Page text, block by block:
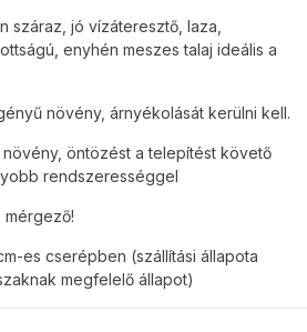
száraz, jó vízáteresztő, laza,
enyhén meszes talaj ideális a
növény, árnyékolását kerülni kell.
öntözést a telepítést követő
rendszerességgel
es cserépben (szállítási állapota
megfelelő állapot)